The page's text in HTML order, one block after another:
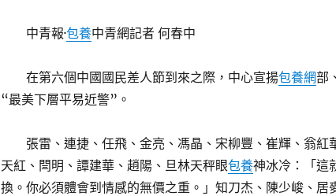
中青報·包養中青網記者 何春中
在第六個中國國民差人節到來之際，中心宣揚包養網部
“最美下層平易近警”。
張雷、連捷、任飛、金亮、馮晶、宋柳豐、崔輝、翁紅
天紅、閆明、譚建華、趙陽、旦林天秤眼包養神冰冷：「這
換。你必須體會到情感的無價之重。」知刀杰、陳少峻、居